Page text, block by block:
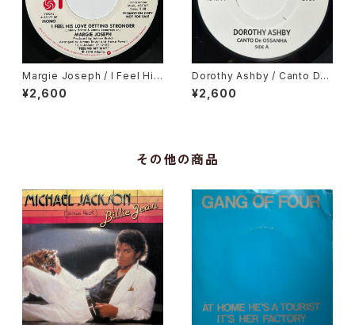
Margie Joseph / I Feel His
Love Getting Stronger
¥2,600
Dorothy Ashby / Canto De
Ossanha, Cause I Need It
¥2,600
その他の商品